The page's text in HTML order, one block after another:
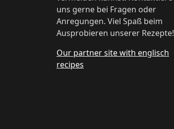
uns gerne bei Fragen oder
Anregungen. Viel Spaß beim
Ausprobieren unserer Rezepte!
Our partner site with englisch
recipes